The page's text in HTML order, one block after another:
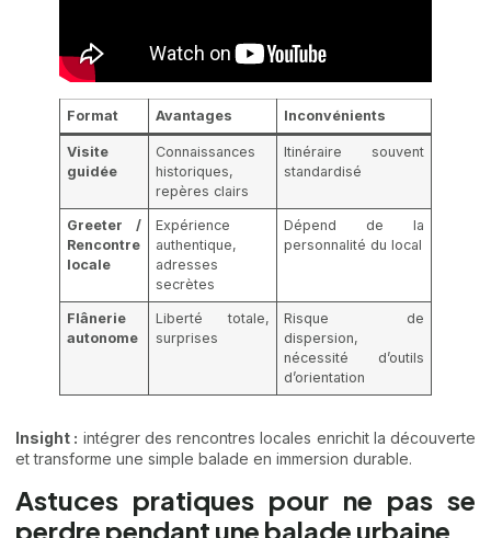
Format Avantages Inconvénients
Visite
guidée
Connaissances
historiques,
repères clairs
Itinéraire souvent
standardisé
Greeter /
Rencontre
locale
Expérience
authentique,
adresses
secrètes
Dépend de la
personnalité du local
Flânerie
autonome
Liberté totale,
surprises
Risque de
dispersion,
nécessité d’outils
d’orientation
Insight : intégrer des rencontres locales enrichit la découverte
et transforme une simple balade en immersion durable.
Astuces pratiques pour ne pas se
perdre pendant une balade urbaine